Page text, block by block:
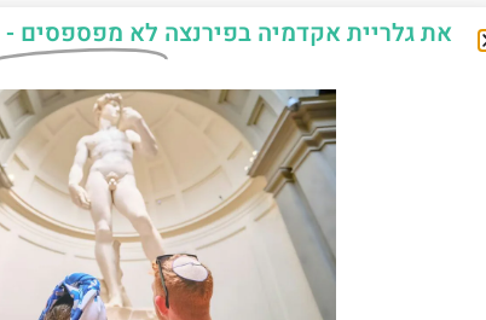
את גלריית אקדמיה בפירנצה לא מפספסים -